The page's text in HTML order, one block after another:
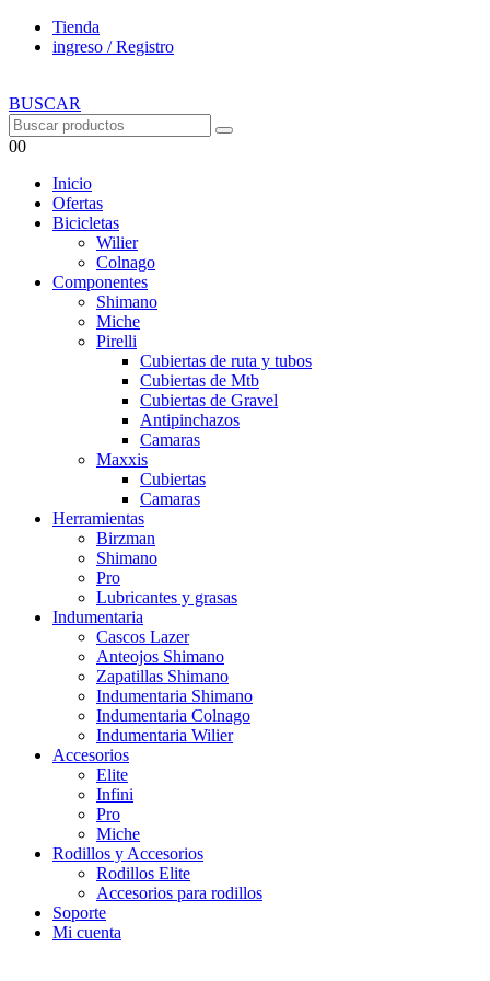
Tienda
ingreso / Registro
BUSCAR
00
Inicio
Ofertas
Bicicletas
Wilier
Colnago
Componentes
Shimano
Miche
Pirelli
Cubiertas de ruta y tubos
Cubiertas de Mtb
Cubiertas de Gravel
Antipinchazos
Camaras
Maxxis
Cubiertas
Camaras
Herramientas
Birzman
Shimano
Pro
Lubricantes y grasas
Indumentaria
Cascos Lazer
Anteojos Shimano
Zapatillas Shimano
Indumentaria Shimano
Indumentaria Colnago
Indumentaria Wilier
Accesorios
Elite
Infini
Pro
Miche
Rodillos y Accesorios
Rodillos Elite
Accesorios para rodillos
Soporte
Mi cuenta